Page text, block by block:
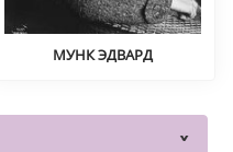
МУНК ЭДВАРД